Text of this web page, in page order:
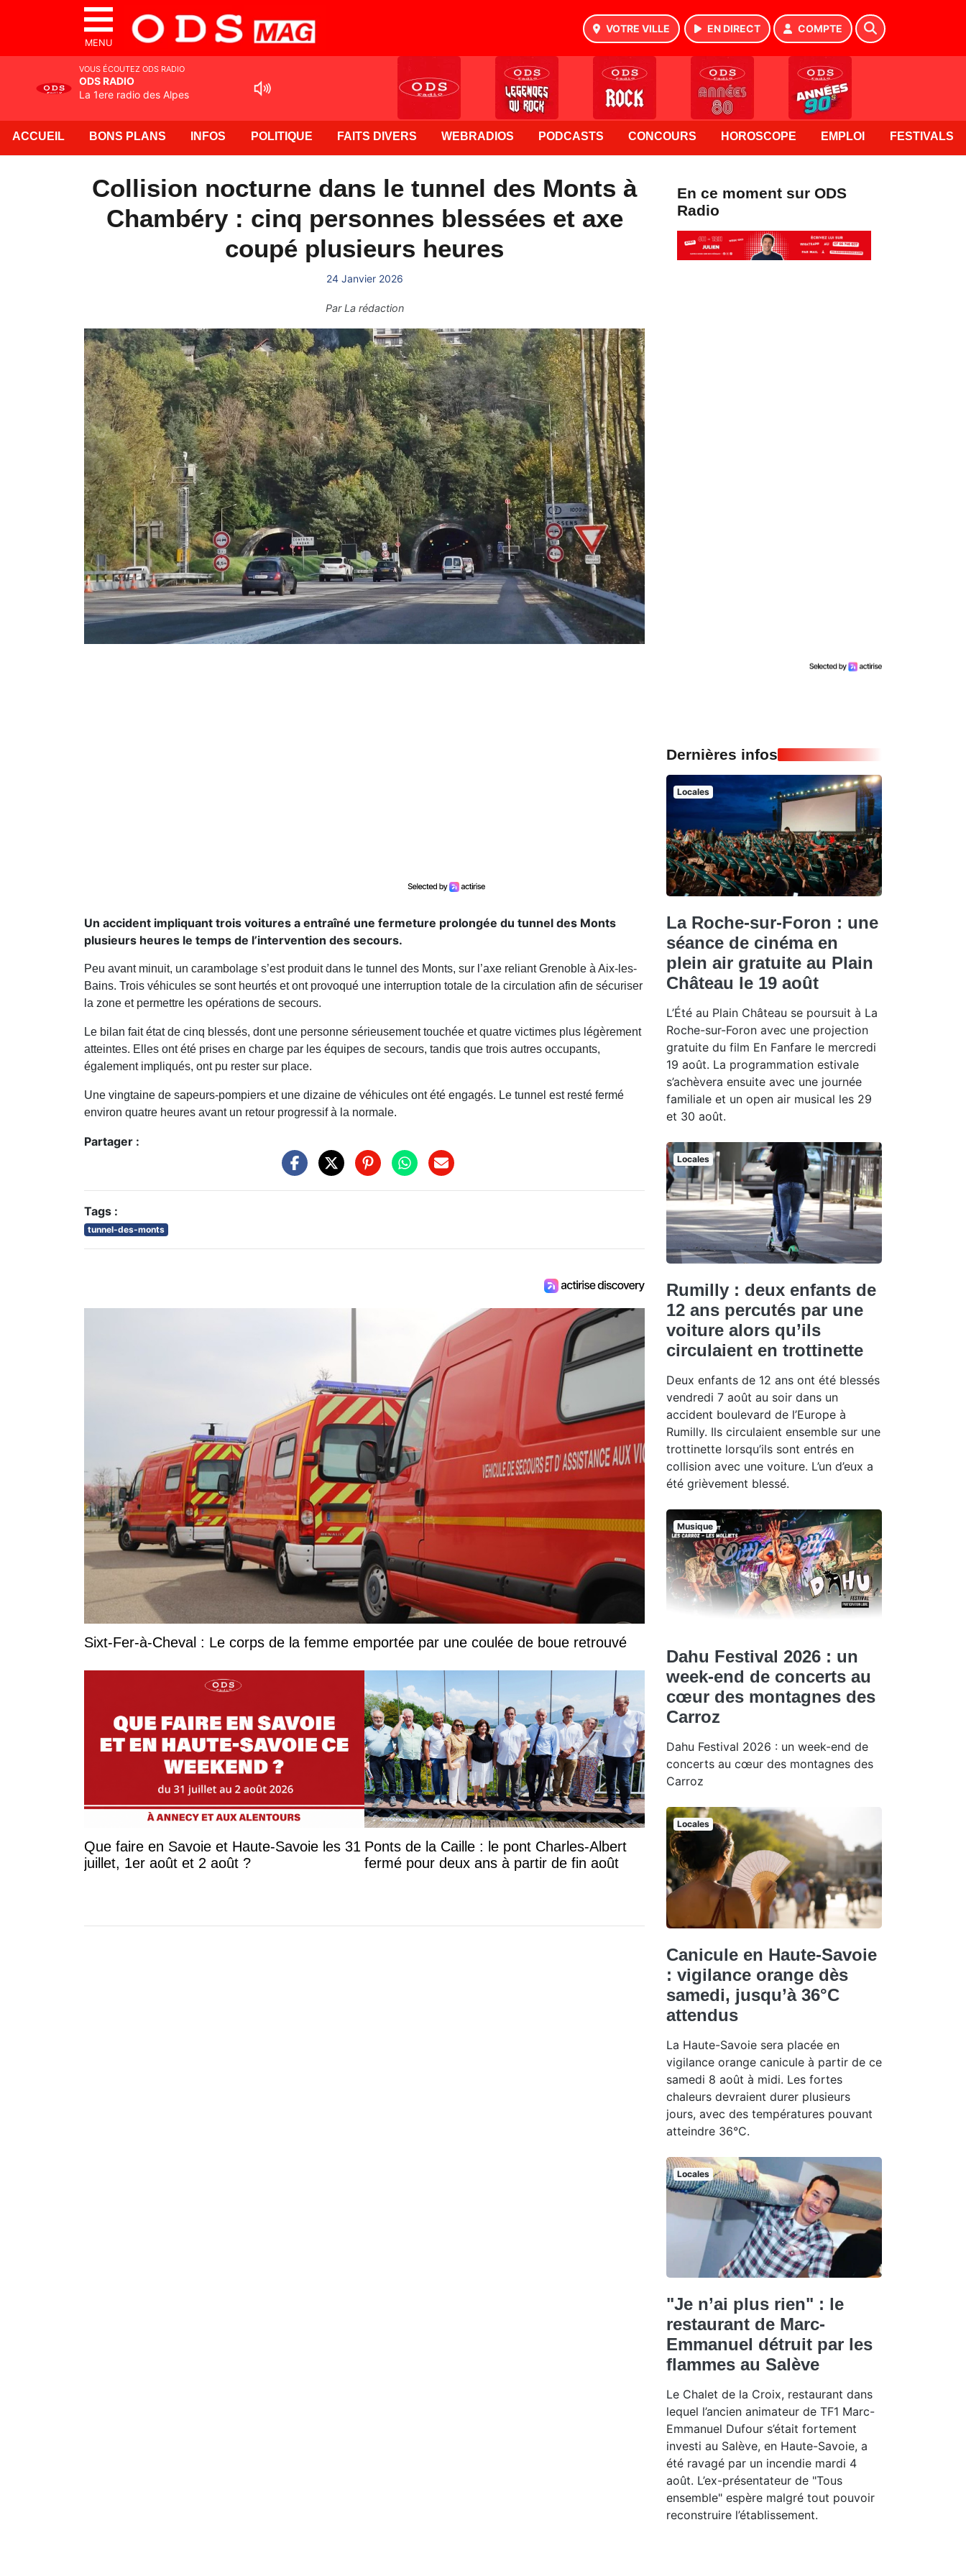
MENU
VOTRE VILLE EN DIRECT COMPTE
ACCUEIL BONS PLANS INFOS POLITIQUE FAITS DIVERS WEBRADIOS PODCASTS CONCOURS HOROSCOPE EMPLOI FESTIVALS
Collision nocturne dans le tunnel des Monts à
Chambéry : cinq personnes blessées et axe
coupé plusieurs heures
24 Janvier 2026
ParLa rédaction
Un accident impliquant trois voitures a entraîné une fermeture prolongée du tunnel des Monts
plusieurs heures le temps de l’intervention des secours.
Peu avant minuit, un carambolage s’est produit dans le tunnel des Monts, sur l’axe reliant Grenoble à Aix-les-
Bains. Trois véhicules se sont heurtés et ont provoqué une interruption totale de la circulation afin de sécuriser
la zone et permettre les opérations de secours.
Le bilan fait état de cinq blessés, dont une personne sérieusement touchée et quatre victimes plus légèrement
atteintes. Elles ont été prises en charge par les équipes de secours, tandis que trois autres occupants,
également impliqués, ont pu rester sur place.
Une vingtaine de sapeurs-pompiers et une dizaine de véhicules ont été engagés. Le tunnel est resté fermé
environ quatre heures avant un retour progressif à la normale.
Partager :
Tags :
tunnel-des-monts
Sixt-Fer-à-Cheval : Le corps de la femme emportée par une coulée de boue retrouvé
Que faire en Savoie et Haute-Savoie les 31
juillet, 1er août et 2 août ?
Ponts de la Caille : le pont Charles-Albert
fermé pour deux ans à partir de fin août
En ce moment sur ODS
Radio
Dernières infos
Locales
La Roche-sur-Foron : une
séance de cinéma en
plein air gratuite au Plain
Château le 19 août
L’Été au Plain Château se poursuit à La
Roche-sur-Foron avec une projection
gratuite du film En Fanfare le mercredi
19 août. La programmation estivale
s’achèvera ensuite avec une journée
familiale et un open air musical les 29
et 30 août.
Locales
Rumilly : deux enfants de
12 ans percutés par une
voiture alors qu’ils
circulaient en trottinette
Deux enfants de 12 ans ont été blessés
vendredi 7 août au soir dans un
accident boulevard de l’Europe à
Rumilly. Ils circulaient ensemble sur une
trottinette lorsqu’ils sont entrés en
collision avec une voiture. L’un d’eux a
été grièvement blessé.
Musique
Dahu Festival 2026 : un
week-end de concerts au
cœur des montagnes des
Carroz
Dahu Festival 2026 : un week-end de
concerts au cœur des montagnes des
Carroz
Locales
Canicule en Haute-Savoie
: vigilance orange dès
samedi, jusqu’à 36°C
attendus
La Haute-Savoie sera placée en
vigilance orange canicule à partir de ce
samedi 8 août à midi. Les fortes
chaleurs devraient durer plusieurs
jours, avec des températures pouvant
atteindre 36°C.
Locales
"Je n’ai plus rien" : le
restaurant de Marc-
Emmanuel détruit par les
flammes au Salève
Le Chalet de la Croix, restaurant dans
lequel l’ancien animateur de TF1 Marc-
Emmanuel Dufour s’était fortement
investi au Salève, en Haute-Savoie, a
été ravagé par un incendie mardi 4
août. L’ex-présentateur de "Tous
ensemble" espère malgré tout pouvoir
reconstruire l’établissement.
VOUS ÉCOUTEZ ODS RADIO
ODS RADIO
La 1ere radio des Alpes